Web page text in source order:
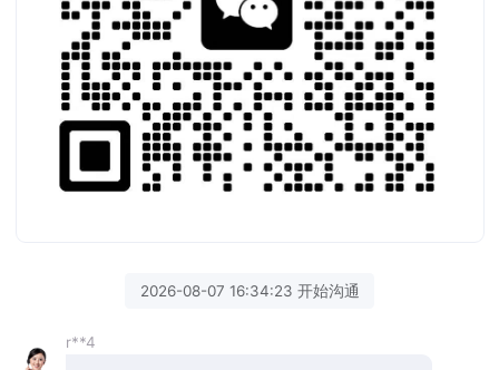
2026-08-07 16:34:23 开始沟通
r**4